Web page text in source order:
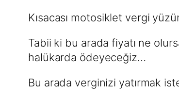
Kısacası motosiklet vergi
Tabii ki bu arada fiyatı ne
halükarda ödeyeceğiz…
Bu arada verginizi yatırmak